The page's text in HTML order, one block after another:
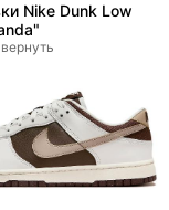
Nike Dunk Low